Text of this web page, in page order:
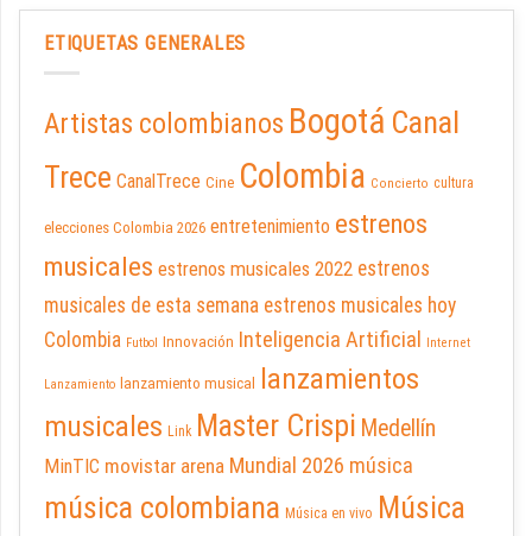
ETIQUETAS GENERALES
Artistas colombianos Bogotá Canal
Trece CanalTrece Cine Colombia Concierto cultura
elecciones Colombia 2026 entretenimiento estrenos
musicales estrenos musicales 2022 estrenos
musicales de esta semana estrenos musicales hoy
Colombia Futbol Innovación Inteligencia Artificial Internet
Lanzamiento lanzamiento musical lanzamientos
musicales Link Master Crispi Medellín
MinTIC movistar arena Mundial 2026 música
música colombiana Música en vivo Música